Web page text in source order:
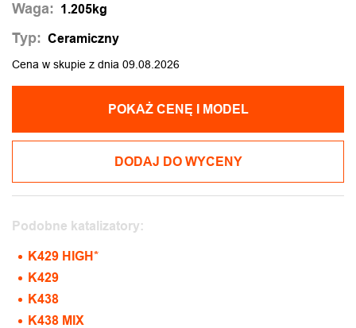
Waga: 1.205kg
Typ: Ceramiczny
Cena w skupie z dnia 09.08.2026
POKAŻ CENĘ I MODEL
DODAJ DO WYCENY
Podobne katalizatory:
K429 HIGH*
K429
K438
K438 MIX